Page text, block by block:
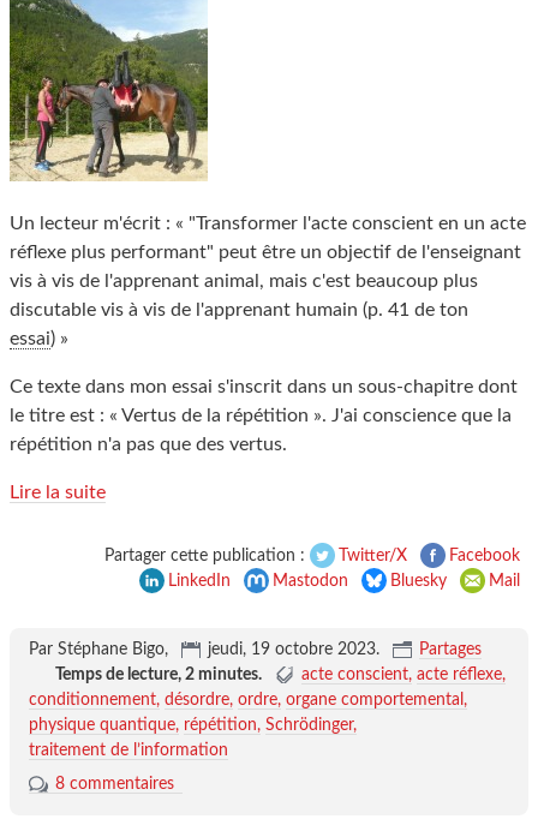
Un lecteur m'écrit : « "Transformer l'acte conscient en un acte
réflexe plus performant" peut être un objectif de l'enseignant
vis à vis de l'apprenant animal, mais c'est beaucoup plus
discutable vis à vis de l'apprenant humain (p. 41 de ton
essai) »
Ce texte dans mon essai s'inscrit dans un sous-chapitre dont
le titre est : « Vertus de la répétition ». J'ai conscience que la
répétition n'a pas que des vertus.
Lire la suite
Partager cette publication : Twitter/X
Facebook
LinkedIn
Mastodon Bluesky Mail
Par Stéphane Bigo, jeudi, 19 octobre 2023.
Partages
Temps de lecture, 2 minutes. acte conscient acte réflexe
conditionnement désordre ordre organe comportemental
physique quantique répétition Schrödinger
traitement de l’information
8 commentaires